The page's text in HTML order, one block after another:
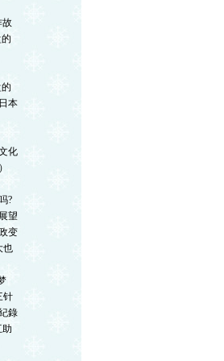
故
本
化
?
望
变
也
针
錄
助